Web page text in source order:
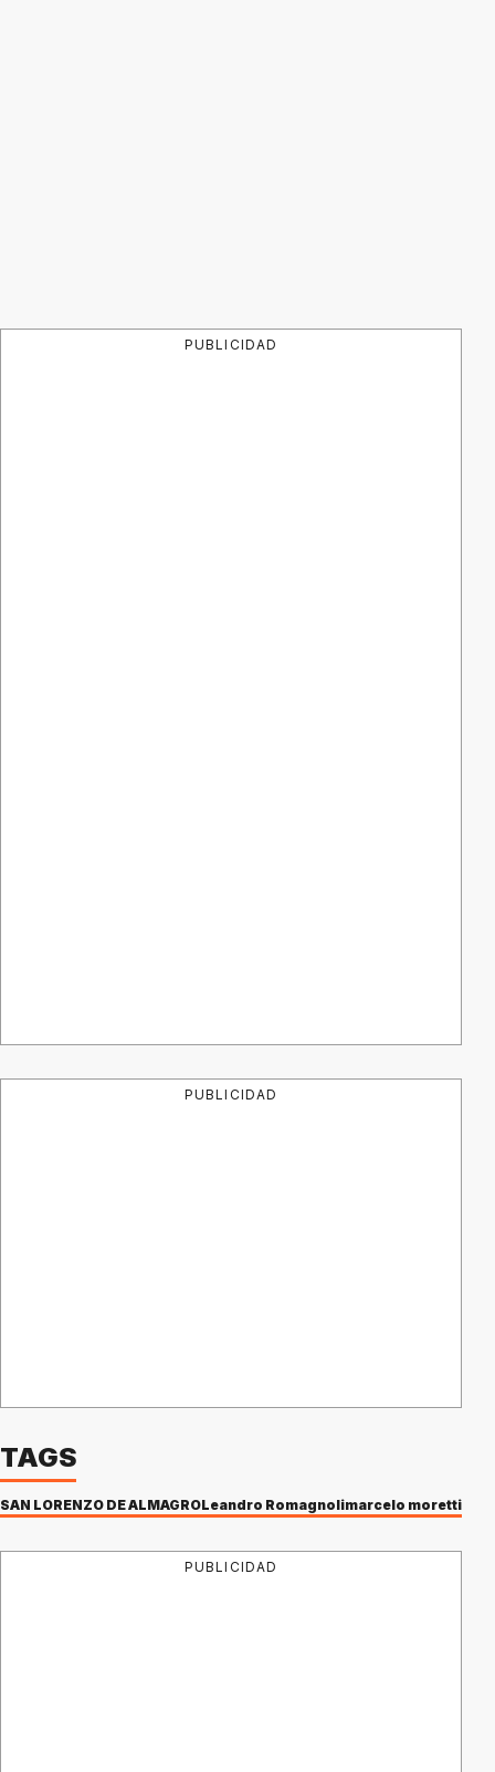
PUBLICIDAD
PUBLICIDAD
TAGS
SAN LORENZO DE ALMAGROLeandro Romagnolimarcelo moretti
PUBLICIDAD